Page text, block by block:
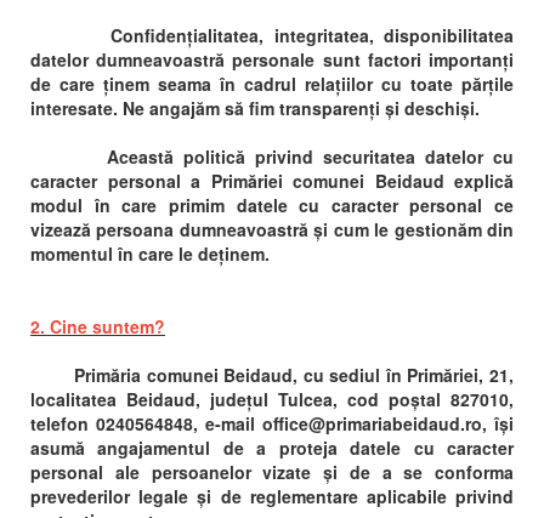
Confidențialitatea, integritatea, disponibilitatea
datelor dumneavoastră personale sunt factori importanți
de care ținem seama în cadrul relațiilor cu toate părțile
interesate. Ne angajăm să fim transparenți și deschiși.
Această politică privind securitatea datelor cu
caracter personal a Primăriei comunei Beidaud explică
modul în care primim datele cu caracter personal ce
vizează persoana dumneavoastră și cum le gestionăm din
momentul în care le deținem.
2. Cine suntem?
Primăria comunei Beidaud, cu sediul în Primăriei, 21,
localitatea Beidaud, județul Tulcea, cod poștal 827010,
telefon 0240564848, e-mail office@primariabeidaud.ro, își
asumă angajamentul de a proteja datele cu caracter
personal ale persoanelor vizate și de a se conforma
prevederilor legale și de reglementare aplicabile privind